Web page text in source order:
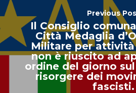
Previous
Il Consiglio
Città Medaglia
Militare per
non è riuscito ad
ordine del giorno
risorgere dei
fascisti.